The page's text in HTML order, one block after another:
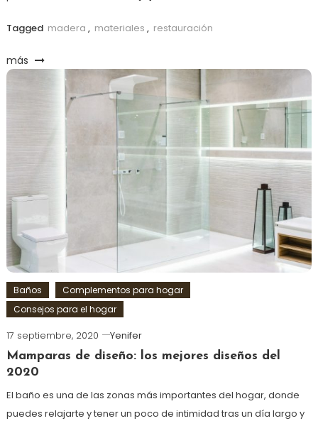
Tagged madera , materiales , restauración
más
Baños
Complementos para hogar
Consejos para el hogar
17 septiembre, 2020
Yenifer
Mamparas de diseño: los mejores diseños del
2020
El baño es una de las zonas más importantes del hogar, donde
puedes relajarte y tener un poco de intimidad tras un día largo y